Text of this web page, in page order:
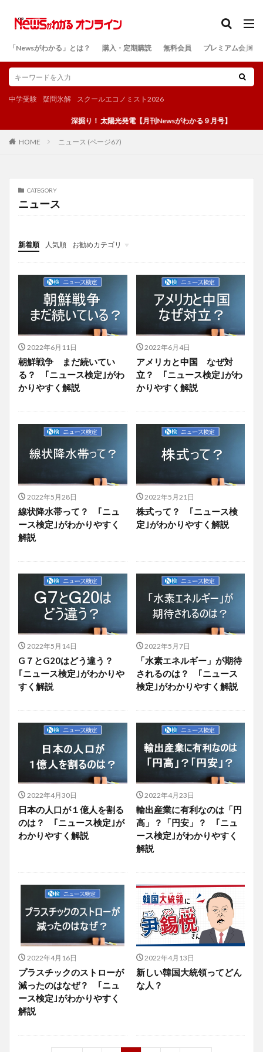
「Newsがわかる」とは？ 購入・定期購読 無料会員 プレミアム会員
中学受験 疑問氷解 スクールエコノミスト2026
深掘り！ 太陽光発電【月刊Newsがわかる９月号】
HOME ニュース (ページ67)
CATEGORY
ニュース
新着順 人気順
お勧めカテゴリ
投稿
学び
マンガ
電子書籍
2022年6月11日
朝鮮戦争 まだ続いてい
る？ ｢ニュース検定｣がわ
かりやすく解説
2022年6月4日
アメリカと中国 なぜ対
立？ ｢ニュース検定｣がわ
かりやすく解説
2022年5月28日
線状降水帯って？ ｢ニュ
ース検定｣がわかりやすく
解説
2022年5月21日
株式って？ ｢ニュース検
定｣がわかりやすく解説
2022年5月14日
G７とG20はどう違う？
｢ニュース検定｣がわかりや
すく解説
2022年5月7日
「水素エネルギー」が期待
されるのは？ ｢ニュース
検定｣がわかりやすく解説
2022年4月30日
日本の人口が１億人を割る
のは？ ｢ニュース検定｣が
わかりやすく解説
2022年4月23日
輸出産業に有利なのは「円
高」？「円安」？ ｢ニュ
ース検定｣がわかりやすく
解説
2022年4月16日
プラスチックのストローが
減ったのはなぜ？ ｢ニュ
ース検定｣がわかりやすく
解説
2022年4月13日
新しい韓国大統領ってどん
な人？
検索